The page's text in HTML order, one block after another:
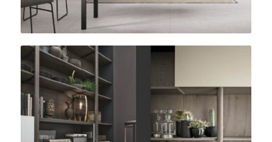
Palo Alto tölgy könyvespolc – Natúr
modell